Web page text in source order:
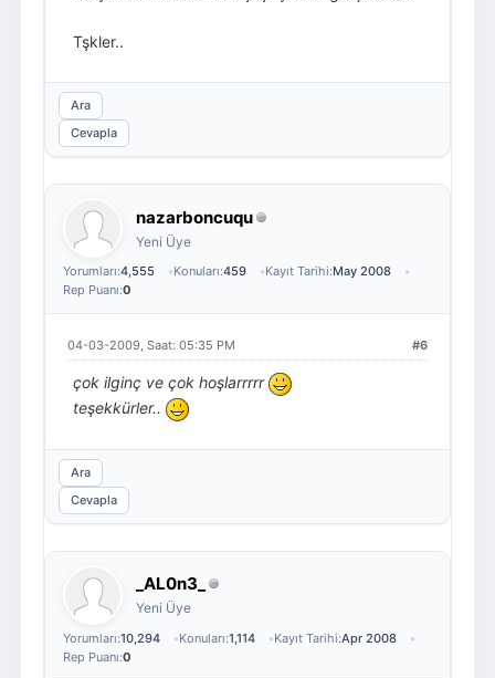
Tşkler..
Ara
Cevapla
nazarboncuqu
Yeni Üye
Yorumları:4,555 Konuları:459 Kayıt Tarihi:May 2008
Rep Puanı:0
#6
04-03-2009, Saat: 05:35 PM
çok ilginç ve çok hoşlarrrrr
teşekkürler..
Ara
Cevapla
_AL0n3_
Yeni Üye
Yorumları:10,294 Konuları:1,114 Kayıt Tarihi:Apr 2008
Rep Puanı:0